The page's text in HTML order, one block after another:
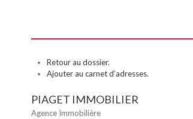
Retour au dossier.
Ajouter au carnet d’adresses.
PIAGET IMMOBILIER
Agence Immobilière